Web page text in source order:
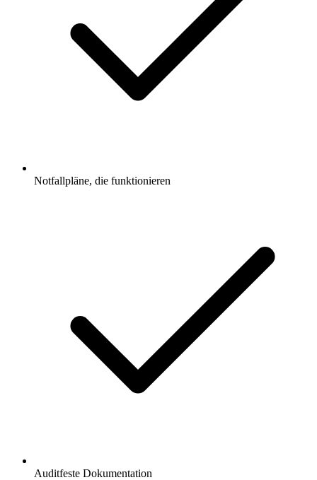
Notfallpläne, die funktionieren
Auditfeste Dokumentation